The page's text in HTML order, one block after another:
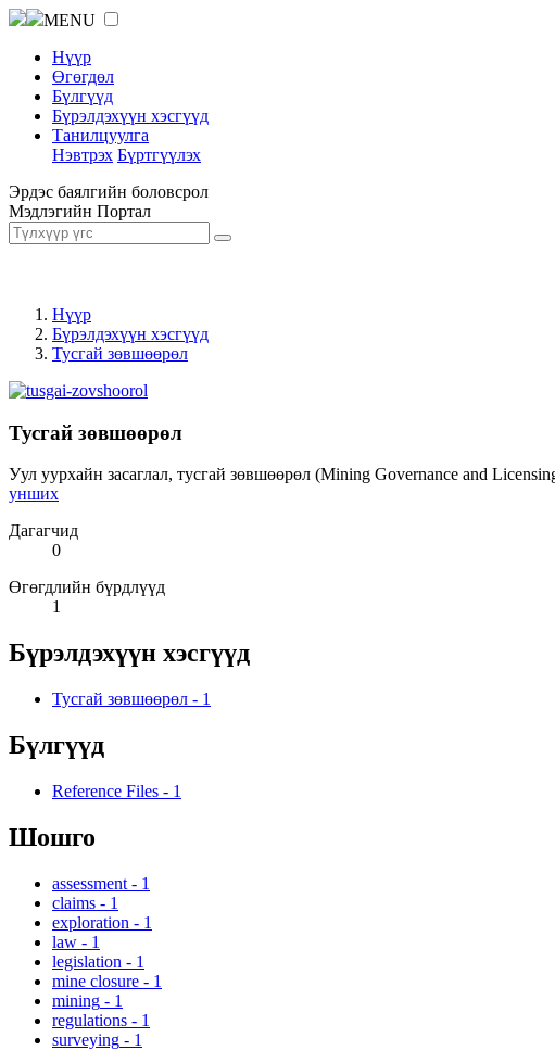
MENU
Нүүр
Өгөгдөл
Бүлгүүд
Бүрэлдэхүүн хэсгүүд
Танилцуулга
Нэвтрэх Бүртгүүлэх
Эрдэс баялгийн боловсрол
Мэдлэгийн Портал
Нүүр
Бүрэлдэхүүн хэсгүүд
Тусгай зөвшөөрөл
Тусгай зөвшөөрөл
Уул уурхайн засаглал, тусгай зөвшөөрөл (Mining Governance and
унших
Дагагчид
0
Өгөгдлийн бүрдлүүд
1
Бүрэлдэхүүн хэсгүүд
Тусгай зөвшөөрөл - 1
Бүлгүүд
Reference Files - 1
Шошго
assessment - 1
claims - 1
exploration - 1
law - 1
legislation - 1
mine closure - 1
mining - 1
regulations - 1
surveying - 1